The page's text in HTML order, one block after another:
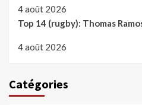
4 août 2026
Top 14 (rugby): Thomas
4 août 2026
Catégories